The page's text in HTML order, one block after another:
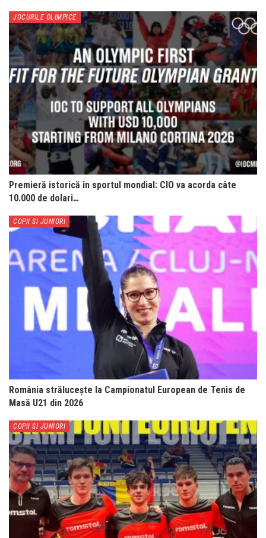
JOCURILE OLIMPICE
Premieră istorică în sportul mondial: CIO va acorda câte
10.000 de dolari…
COPII SI JUNIORI
România strălucește la Campionatul European de Tenis de
Masă U21 din 2026
COPII SI JUNIORI